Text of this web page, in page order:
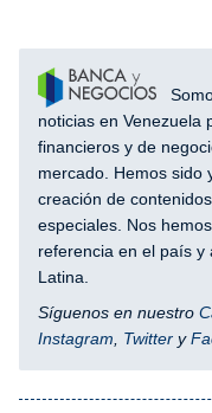
noticias en Venezuela
financieros y de
mercado. Hemos sido
creación de
especiales. Nos
referencia en el país y
Latina.
Síguenos en nuestro
Instagram
Twitter y